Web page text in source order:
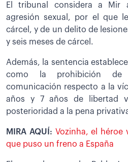
El tribunal considera a
agresión sexual, por el que
cárcel, y de un delito de
y seis meses de cárcel.
Además, la sentencia
como la prohibición de
comunicación respecto a la
años y 7 años de libertad
posterioridad a la pena
MIRA AQUÍ: Vozinha, el héroe
que puso un freno a España